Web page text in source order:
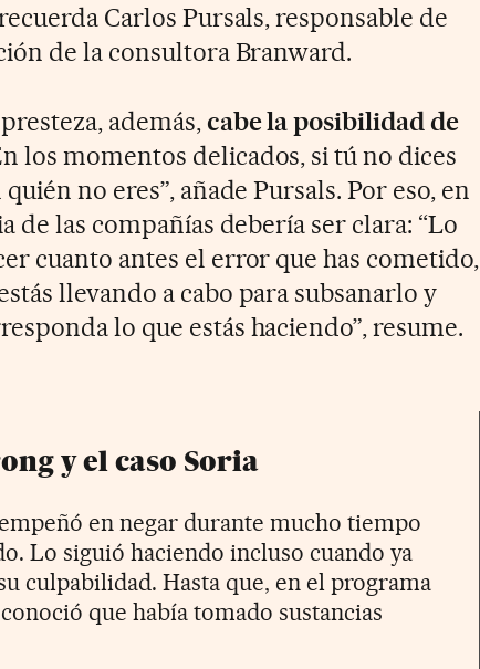
Carlos Pursals, responsable de
de la consultora Branward.
además,cabe la posibilidad de
los momentos delicados, si tú no dices
no eres”, añade Pursals. Por eso, en
de las compañías debería ser clara: “Lo
cuanto antes el error que has cometido,
llevando a cabo para subsanarlo y
lo que estás haciendo”, resume.
y el caso Soria
en negar durante mucho tiempo
Lo siguió haciendo incluso cuando ya
culpabilidad. Hasta que, en el programa
que había tomado sustancias